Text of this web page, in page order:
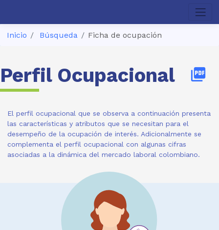
Inicio Búsqueda Ficha de ocupación
Perfil Ocupacional picture_as_pdf
El perfil ocupacional que se observa a continuación presenta
las características y atributos que se necesitan para el
desempeño de la ocupación de interés. Adicionalmente se
complementa el perfil ocupacional con algunas cifras
asociadas a la dinámica del mercado laboral colombiano.